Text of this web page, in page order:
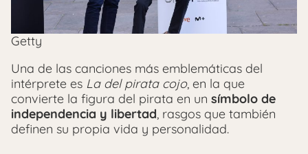
Getty
Una de las canciones más emblemáticas del
intérprete es La del pirata cojo, en la que
convierte la figura del pirata en un símbolo de
independencia y libertad, rasgos que también
definen su propia vida y personalidad.